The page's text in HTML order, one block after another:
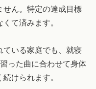
せん。特定の達成目標
て済みます。
ている家庭でも、就寝
った曲に合わせて身体
けられます。